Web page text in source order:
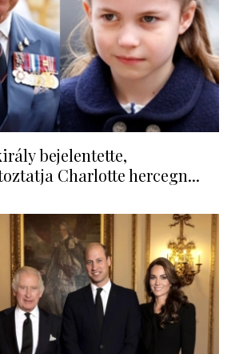
bejelentette,
Charlotte hercegn...